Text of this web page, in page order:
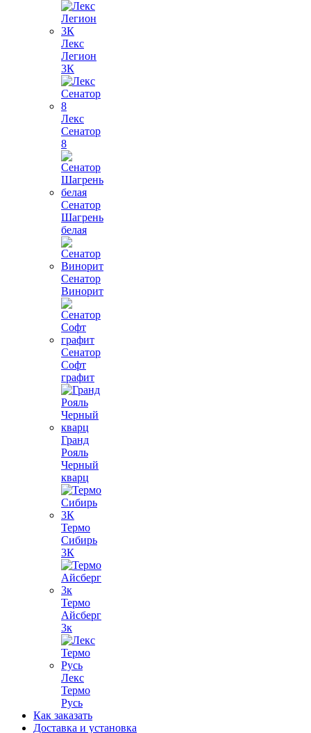
Лекс
Легион
3К
Лекс
Сенатор
8
Сенатор
Шагрень
белая
Сенатор
Винорит
Сенатор
Софт
графит
Гранд
Рояль
Черный
кварц
Термо
Сибирь
3К
Термо
Айсберг
3к
Лекс
Термо
Русь
Как заказать
Доставка и установка